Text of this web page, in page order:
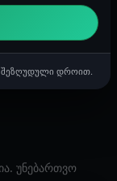
უნებართვო
შეზღუდული დროით.